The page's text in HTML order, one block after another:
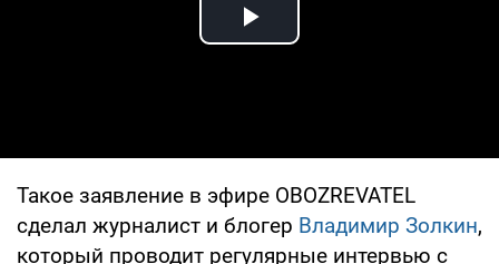
Play Video
Такое заявление в эфире OBOZREVATEL
сделал журналист и блогер Владимир Золкин,
который проводит регулярные интервью с